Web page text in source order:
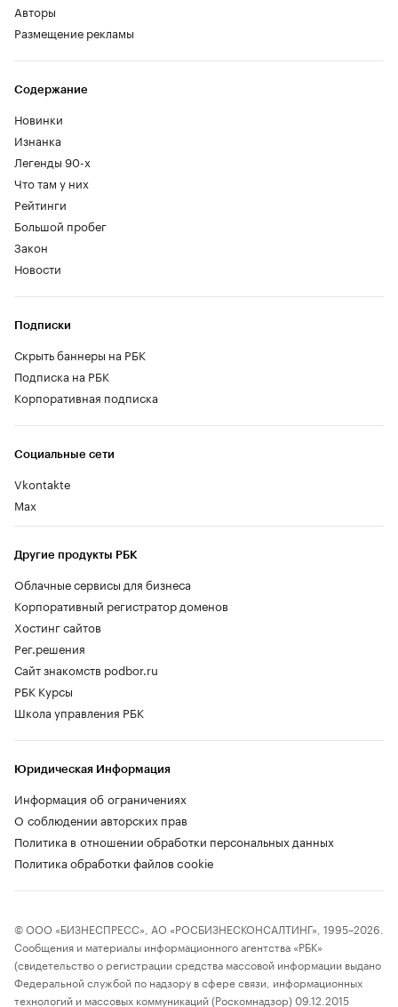
Авторы
Размещение рекламы
Содержание
Новинки
Изнанка
Легенды 90-х
Что там у них
Рейтинги
Большой пробег
Закон
Новости
Социальные сети
Vkontakte
Max
Другие продукты РБК
Облачные сервисы для бизнеса
Корпоративный регистратор доменов
Хостинг сайтов
Рег.решения
Сайт знакомств podbor.ru
РБК Курсы
Школа управления РБК
Подписки
Скрыть баннеры на РБК
Подписка на РБК
Корпоративная подписка
Юридическая Информация
Информация об ограничениях
О соблюдении авторских прав
Политика в отношении обработки персональных данных
Политика обработки файлов cookie
© ООО «БИЗНЕСПРЕСС», АО «РОСБИЗНЕСКОНСАЛТИНГ», 1995–2026.
Сообщения и материалы информационного агентства «РБК»
(свидетельство о регистрации средства массовой информации выдано
Федеральной службой по надзору в сфере связи, информационных
технологий и массовых коммуникаций (Роскомнадзор) 09.12.2015